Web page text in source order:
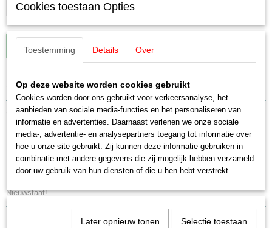
IN WINKELWAGEN
Specificaties
Productcode leverancier
4428
Schaal
H0 (1:87)
Staat
Gebruikt
Omschrijving
Märklin 4428 SBB-CFF Ovomaltine
Koelwagen (4415)
Nieuwstaat!
Cookies toestaan Opties
Toestemming Details Over
Op deze website worden cookies gebruikt
Cookies worden door ons gebruikt voor verkeersanalyse, het
aanbieden van sociale media-functies en het personaliseren van
informatie en advertenties. Daarnaast verlenen we onze sociale
media-, advertentie- en analysepartners toegang tot informatie over
hoe u onze site gebruikt. Zij kunnen deze informatie gebruiken in
combinatie met andere gegevens die zij mogelijk hebben verzameld
door uw gebruik van hun diensten of die u hen hebt verstrekt.
Later opnieuw tonen Selectie toestaan